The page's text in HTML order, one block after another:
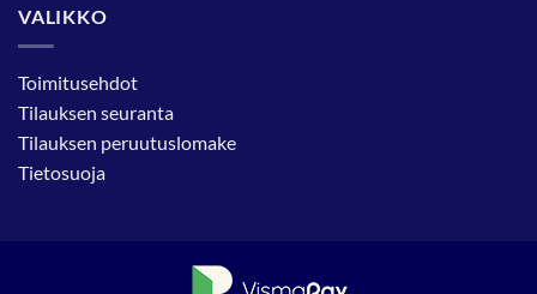
VALIKKO
Toimitusehdot
Tilauksen seuranta
Tilauksen peruutuslomake
Tietosuoja